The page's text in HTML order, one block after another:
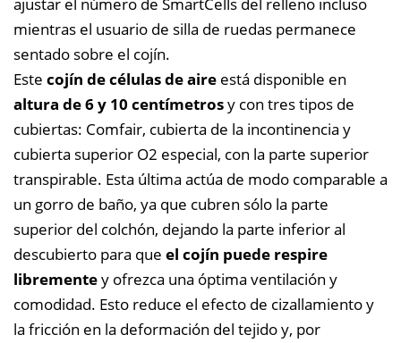
mientras el usuario de silla de ruedas permanece
sentado sobre el cojín.
Este cojín de células de aire está disponible en
altura de 6 y 10 centímetrosy con tres tipos de
cubiertas: Comfair, cubierta de la incontinencia y
cubierta superior O2 especial, con la parte superior
transpirable. Esta última actúa de modo comparable a
un gorro de baño, ya que cubren sólo la parte
superior del colchón, dejando la parte inferior al
descubierto para que el cojín puede respire
librementey ofrezca una óptima ventilación y
comodidad. Esto reduce el efecto de cizallamiento y
la fricción en la deformación del tejido y, por